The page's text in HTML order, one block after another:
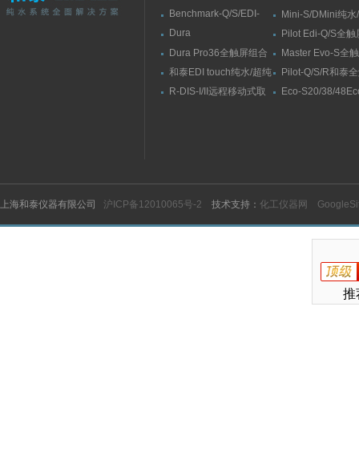
Benchmark-Q/S/EDI-
直供水纯水/超纯水机
Mini-S/DMini纯水
水机
Dura
触屏智能型超纯水系统
Pilot Edi-Q/S全触
式纯水/超纯水系
Dura Pro36全触屏组合
式超纯水系统
Master Evo-S全
流量纯水/超纯水
和泰EDI touch纯水/超纯
水机
Pilot-Q/S/R和泰
纯水/超纯水机
R-DIS-I/II远程移动式取
Eco-S20/38/
上海和泰仪器有限公司 沪ICP备12010065号-2 技术支持： 化工仪器网
推